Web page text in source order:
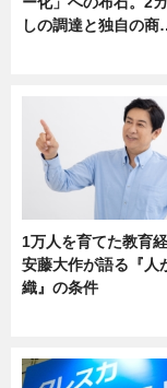
しの調達と独自の
1万人を育てた教育
安藤大作が語る『人
織』の条件